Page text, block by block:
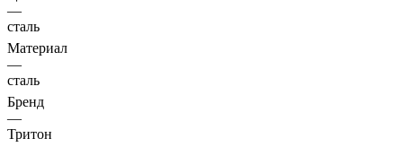
—
сталь
Материал
—
сталь
Бренд
—
Тритон